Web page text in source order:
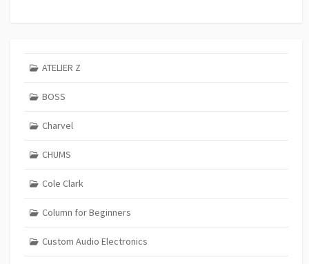
ATELIER Z
BOSS
Charvel
CHUMS
Cole Clark
Column for Beginners
Custom Audio Electronics